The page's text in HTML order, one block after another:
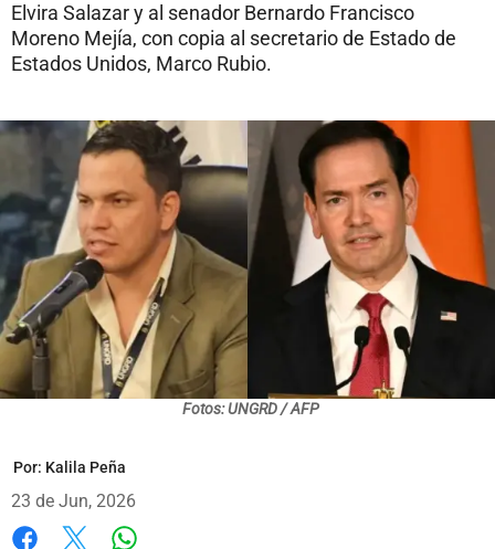
Elvira Salazar y al senador Bernardo Francisco
Moreno Mejía, con copia al secretario de Estado de
Estados Unidos, Marco Rubio.
Fotos: UNGRD / AFP
Por: Kalila Peña
23 de Jun, 2026